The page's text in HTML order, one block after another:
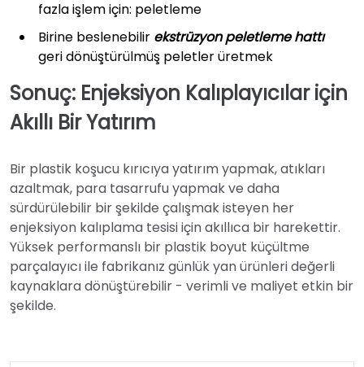
fazla işlem için: peletleme
Birine beslenebilir ekstrüzyon peletleme hattı
geri dönüştürülmüş peletler üretmek
Sonuç: Enjeksiyon Kalıplayıcılar için
Akıllı Bir Yatırım
Bir plastik koşucu kırıcıya yatırım yapmak, atıkları
azaltmak, para tasarrufu yapmak ve daha
sürdürülebilir bir şekilde çalışmak isteyen her
enjeksiyon kalıplama tesisi için akıllıca bir harekettir.
Yüksek performanslı bir plastik boyut küçültme
parçalayıcı ile fabrikanız günlük yan ürünleri değerli
kaynaklara dönüştürebilir - verimli ve maliyet etkin bir
şekilde.